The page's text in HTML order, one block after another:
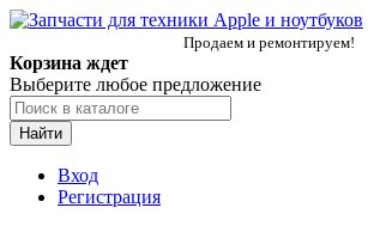
Продаем и ремонтируем!
Корзина ждет
Выберите любое предложение
Найти
Вход
Регистрация